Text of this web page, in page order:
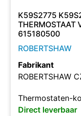
K59S2775
THERMOSTAAT
615180500
ROBERTSHAW
Fabrikant
ROBERTSHAW
Thermostaten-
Direct leverbaar